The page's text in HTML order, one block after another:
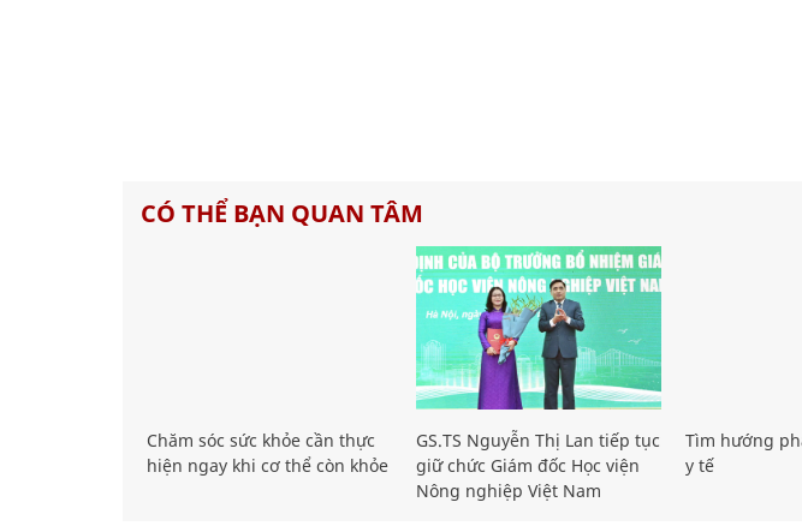
CÓ THỂ BẠN QUAN TÂM
Chăm sóc sức khỏe cần thực
hiện ngay khi cơ thể còn khỏe
GS.TS Nguyễn Thị Lan tiếp tục
giữ chức Giám đốc Học viện
Nông nghiệp Việt Nam
Tìm hướng
y tế